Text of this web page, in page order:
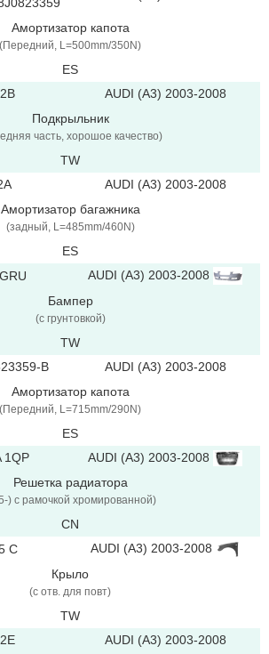
Амортизатор капота
(Передний, L=500mm/350N)
ES
AUDI (A3) 2003-2008
Подкрыльник
часть, хорошое качество)
TW
AUDI (A3) 2003-2008
Амортизатор багажника
(задный, L=485mm/460N)
ES
AUDI (A3) 2003-2008
Бампер
(с грунтовкой)
TW
B
AUDI (A3) 2003-2008
Амортизатор капота
(Передний, L=715mm/290N)
ES
1QP
AUDI (A3) 2003-2008
Решетка радиатора
) с рамочкой xромированной)
CN
C
AUDI (A3) 2003-2008
Крыло
(с отв. для повт)
TW
AUDI (A3) 2003-2008